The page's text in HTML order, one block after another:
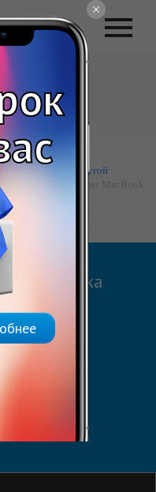
(айфон), ipad и другой
аир)
— Ремонт MacBook